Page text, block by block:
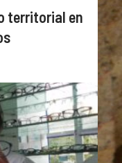
territorial en